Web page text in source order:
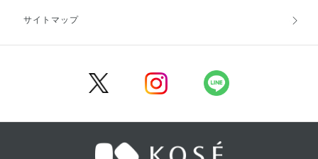
キャンセル・返品・交換
サイトマップ